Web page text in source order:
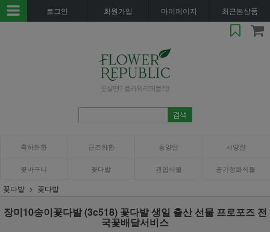
로그인 회원가입 마이페이지 최근본상품
축하화환 근조화환 동양란 서양란
꽃바구니 꽃다발 관엽식물 공기정화식물
꽃다발 꽃다발
장미10송이꽃다발 (3c518) 꽃다발 생일 출산 선물 프로포즈 전
국꽃배달서비스